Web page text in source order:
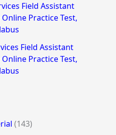
Field Assistant
Practice Test,
Field Assistant
Practice Test,
(143)